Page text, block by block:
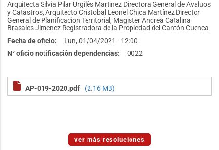
Arquitecta Silvia Pilar Urgilés Martinez Directora General de Avaluos
y Catastros, Arquitecto Cristobal Leonel Chica Martínez Director
General de Planificacion Territorial, Magister Andrea Catalina
Brasales Jimenez Registradora de la Propiedad del Cantón Cuenca
Fecha de oficio
Lun, 01/04/2021 - 12:00
N° oficio notificación dependencias
0022
AP-019-2020.pdf (2.16 MB)
ver más resoluciones